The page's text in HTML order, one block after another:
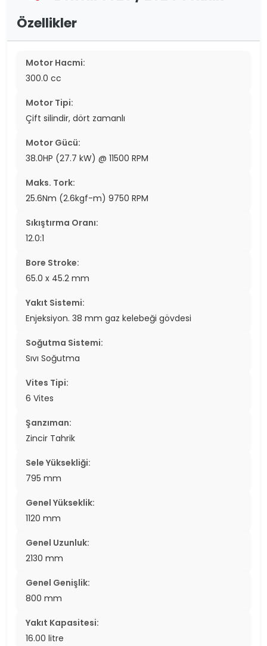
Özellikler
Motor Hacmi:
300.0 cc
Motor Tipi:
Çift silindir, dört zamanlı
Motor Gücü:
38.0HP (27.7 kW) @ 11500 RPM
Maks. Tork:
25.6Nm (2.6kgf-m) 9750 RPM
Sıkıştırma Oranı:
12.0:1
Bore Stroke:
65.0 x 45.2 mm
Yakıt Sistemi:
Enjeksiyon. 38 mm gaz kelebeği gövdesi
Soğutma Sistemi:
Sıvı Soğutma
Vites Tipi:
6 Vites
Şanzıman:
Zincir Tahrik
Sele Yüksekliği:
795 mm
Genel Yükseklik:
1120 mm
Genel Uzunluk:
2130 mm
Genel Genişlik:
800 mm
Yakıt Kapasitesi:
16.00 litre